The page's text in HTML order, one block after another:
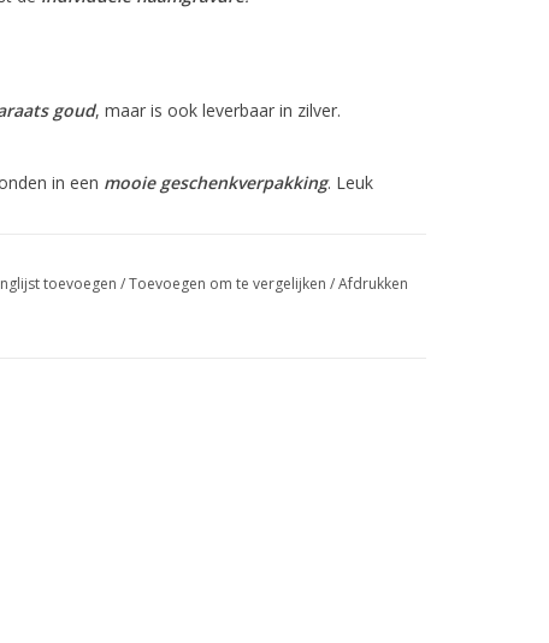
goud, maar is ook leverbaar in zilver.
in een mooie geschenkverpakking. Leuk
toevoegen /Toevoegen om te vergelijken /Afdrukken